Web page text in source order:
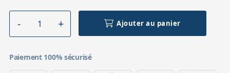
Ajouter au panier
Paiement 100% sécurisé